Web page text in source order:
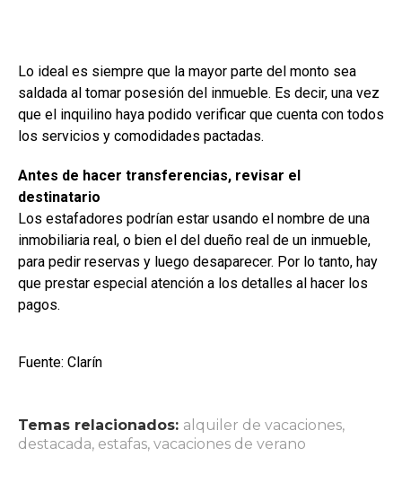
Lo ideal es siempre que la mayor parte del monto sea
saldada al tomar posesión del inmueble. Es decir, una vez
que el inquilino haya podido verificar que cuenta con todos
los servicios y comodidades pactadas.
Antes de hacer transferencias, revisar el
destinatario
Los estafadores podrían estar usando el nombre de una
inmobiliaria real, o bien el del dueño real de un inmueble,
para pedir reservas y luego desaparecer. Por lo tanto, hay
que prestar especial atención a los detalles al hacer los
pagos.
Fuente: Clarín
Temas relacionados: alquiler de vacaciones,
destacada, estafas, vacaciones de verano